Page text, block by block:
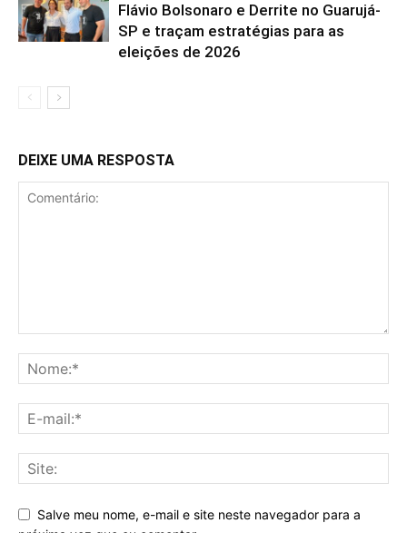
Flávio Bolsonaro e Derrite no Guarujá-
SP e traçam estratégias para as
eleições de 2026
DEIXE UMA RESPOSTA
Salve meu nome, e-mail e site neste navegador para a